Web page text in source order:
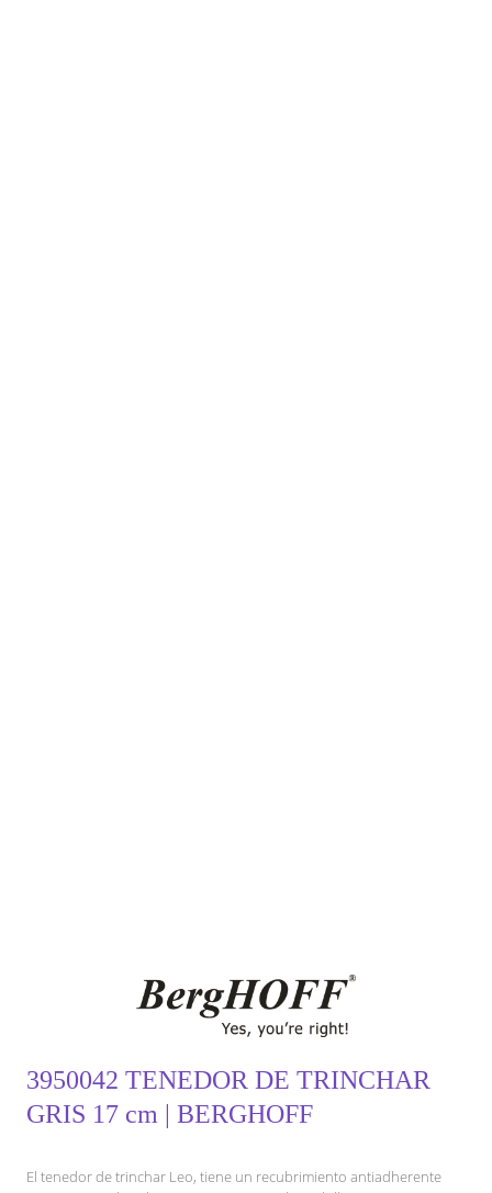
3950042 TENEDOR DE TRINCHAR
GRIS 17 cm | BERGHOFF
El tenedor de trinchar Leo, tiene un recubrimiento antiadherente